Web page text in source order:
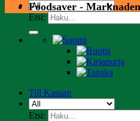
Etsi:
Till Kassan
Etsi:
Foodsaver -